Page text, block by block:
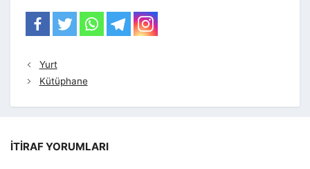
Yurt
Kütüphane
İTIRAF YORUMLARI